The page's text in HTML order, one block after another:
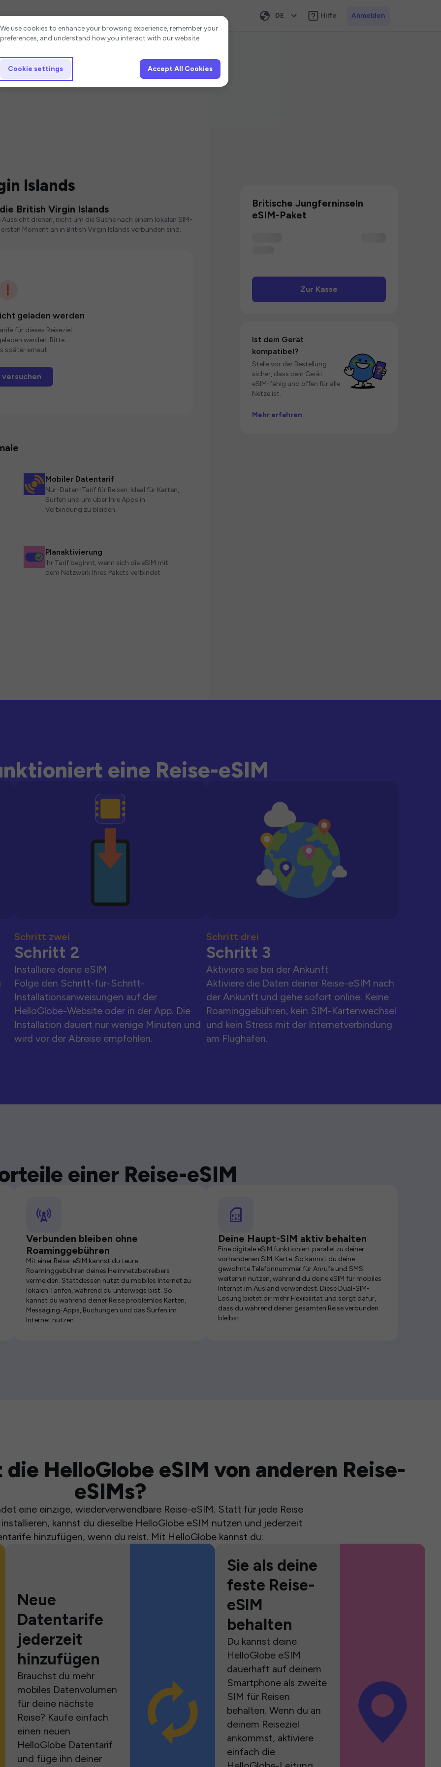
DE Hilfe Anmelden
Islands
British Virgin Islands
drehen, nicht um die Suche nach einem lokalen SIM-
Moment an in British Virgin Islands verbunden sind.
geladen werden
für dieses Reiseziel
werden. Bitte
später erneut.
Mobiler Datentarif
Nur-Daten-Tarif für Reisen. Ideal für Karten,
Surfen und um über Ihre Apps in
Verbindung zu bleiben.
Planaktivierung
Ihr Tarif beginnt, wenn sich die eSIM mit
dem Netzwerk Ihres Pakets verbindet.
Britische Jungferninseln
eSIM-Paket
Zur Kasse
Ist dein Gerät
kompatibel?
Stelle vor der Bestellung
sicher, dass dein Gerät
eSIM-fähig und offen für alle
Netze ist.
Mehr erfahren
eine Reise-eSIM
Schritt zwei
Schritt 2
Installiere deine eSIM
Folge den Schritt-für-Schritt-
Installationsanweisungen auf der
HelloGlobe-Website oder in der App. Die
Installation dauert nur wenige Minuten und
wird vor der Abreise empfohlen.
Schritt drei
Schritt 3
Aktiviere sie bei der Ankunft
Aktiviere die Daten deiner Reise-eSIM nach
der Ankunft und gehe sofort online. Keine
Roaminggebühren, kein SIM-Kartenwechsel
und kein Stress mit der Internetverbindung
am Flughafen.
einer Reise-eSIM
Verbunden bleiben ohne
Roaminggebühren
Mit einer Reise-eSIM kannst du teure
Roaminggebühren deines Heimnetzbetreibers
vermeiden. Stattdessen nutzt du mobiles Internet zu
lokalen Tarifen, während du unterwegs bist. So
kannst du während deiner Reise problemlos Karten,
Messaging-Apps, Buchungen und das Surfen im
Internet nutzen.
Deine Haupt-SIM aktiv behalten
Eine digitale eSIM funktioniert parallel zu deiner
vorhandenen SIM-Karte. So kannst du deine
gewohnte Telefonnummer für Anrufe und SMS
weiterhin nutzen, während du deine eSIM für mobiles
Internet im Ausland verwendest. Diese Dual-SIM-
Lösung bietet dir mehr Flexibilität und sorgt dafür,
dass du während deiner gesamten Reise verbunden
bleibst.
HelloGlobe eSIM von anderen Reise-
eSIMs?
eine einzige, wiederverwendbare Reise-eSIM. Statt für jede Reise
kannst du dieselbe HelloGlobe eSIM nutzen und jederzeit
hinzufügen, wenn du reist. Mit HelloGlobe kannst du:
Neue
Datentarife
jederzeit
hinzufügen
Brauchst du mehr
mobiles Datenvolumen
für deine nächste
Reise? Kaufe einfach
einen neuen
HelloGlobe Datentarif
und füge ihn deiner
Sie als deine
feste Reise-
eSIM
behalten
Du kannst deine
HelloGlobe eSIM
dauerhaft auf deinem
Smartphone als zweite
SIM für Reisen
behalten. Wenn du an
deinem Reiseziel
ankommst, aktiviere
einfach die
Cookie settings
We use cookies to enhance your browsing experience, remember your
preferences, and understand how you interact with our website.
Cookie settings Accept All Cookies